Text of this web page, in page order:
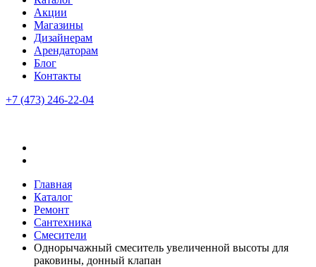
Акции
Магазины
Дизайнерам
Арендаторам
Блог
Контакты
+7 (473) 246-22-04
Главная
Каталог
Ремонт
Сантехника
Смесители
Однорычажный смеситель увеличенной высоты для
раковины, донный клапан